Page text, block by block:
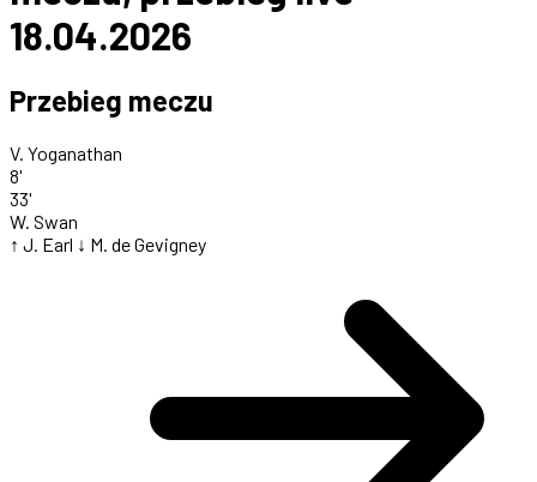
18.04.2026
Przebieg meczu
V. Yoganathan
8'
33'
W. Swan
↑ J. Earl ↓ M. de Gevigney